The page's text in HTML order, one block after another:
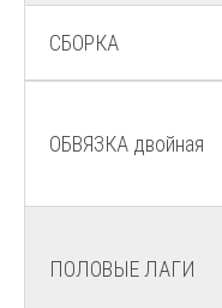
СБОРКА
ОБВЯЗКА двойная
ПОЛОВЫЕ ЛАГИ